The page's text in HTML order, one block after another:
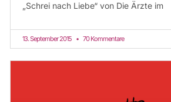
„Schrei nach Liebe“ von Die Ärzte im
13. September 2015 70 Kommentare